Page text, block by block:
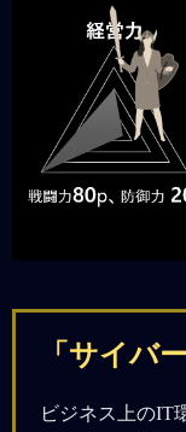
「サイバ
ビジネス上のIT